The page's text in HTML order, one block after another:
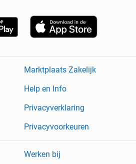
Marktplaats Zakelijk
Help en Info
Privacyverklaring
Privacyvoorkeuren
Werken bij